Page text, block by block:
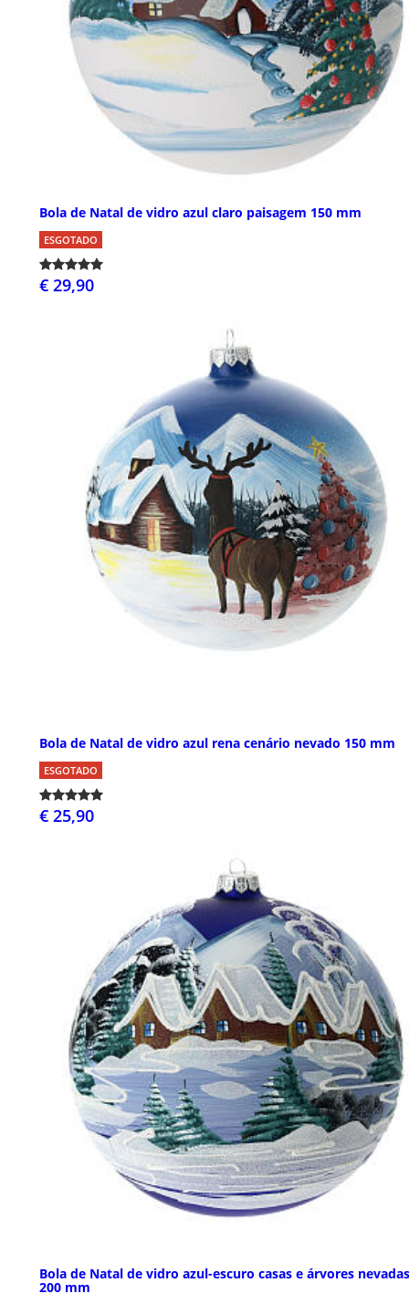
Bola de Natal de vidro azul claro paisagem 150 mm
ESGOTADO
€ 29,90
Bola de Natal de vidro azul rena cenário nevado 150 mm
ESGOTADO
€ 25,90
Bola de Natal de vidro azul-escuro casas e árvores nevadas
200 mm